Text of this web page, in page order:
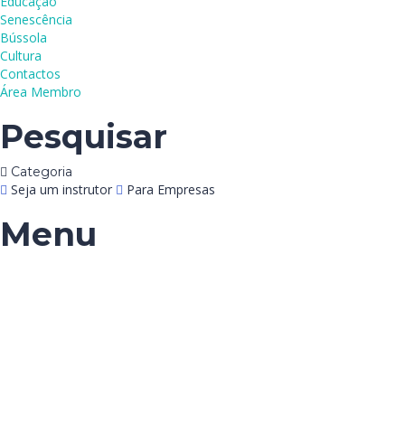
Senescência
Bússola
Cultura
Contactos
Área Membro
Pesquisar
Categoria
Seja um instrutor Para Empresas
Menu